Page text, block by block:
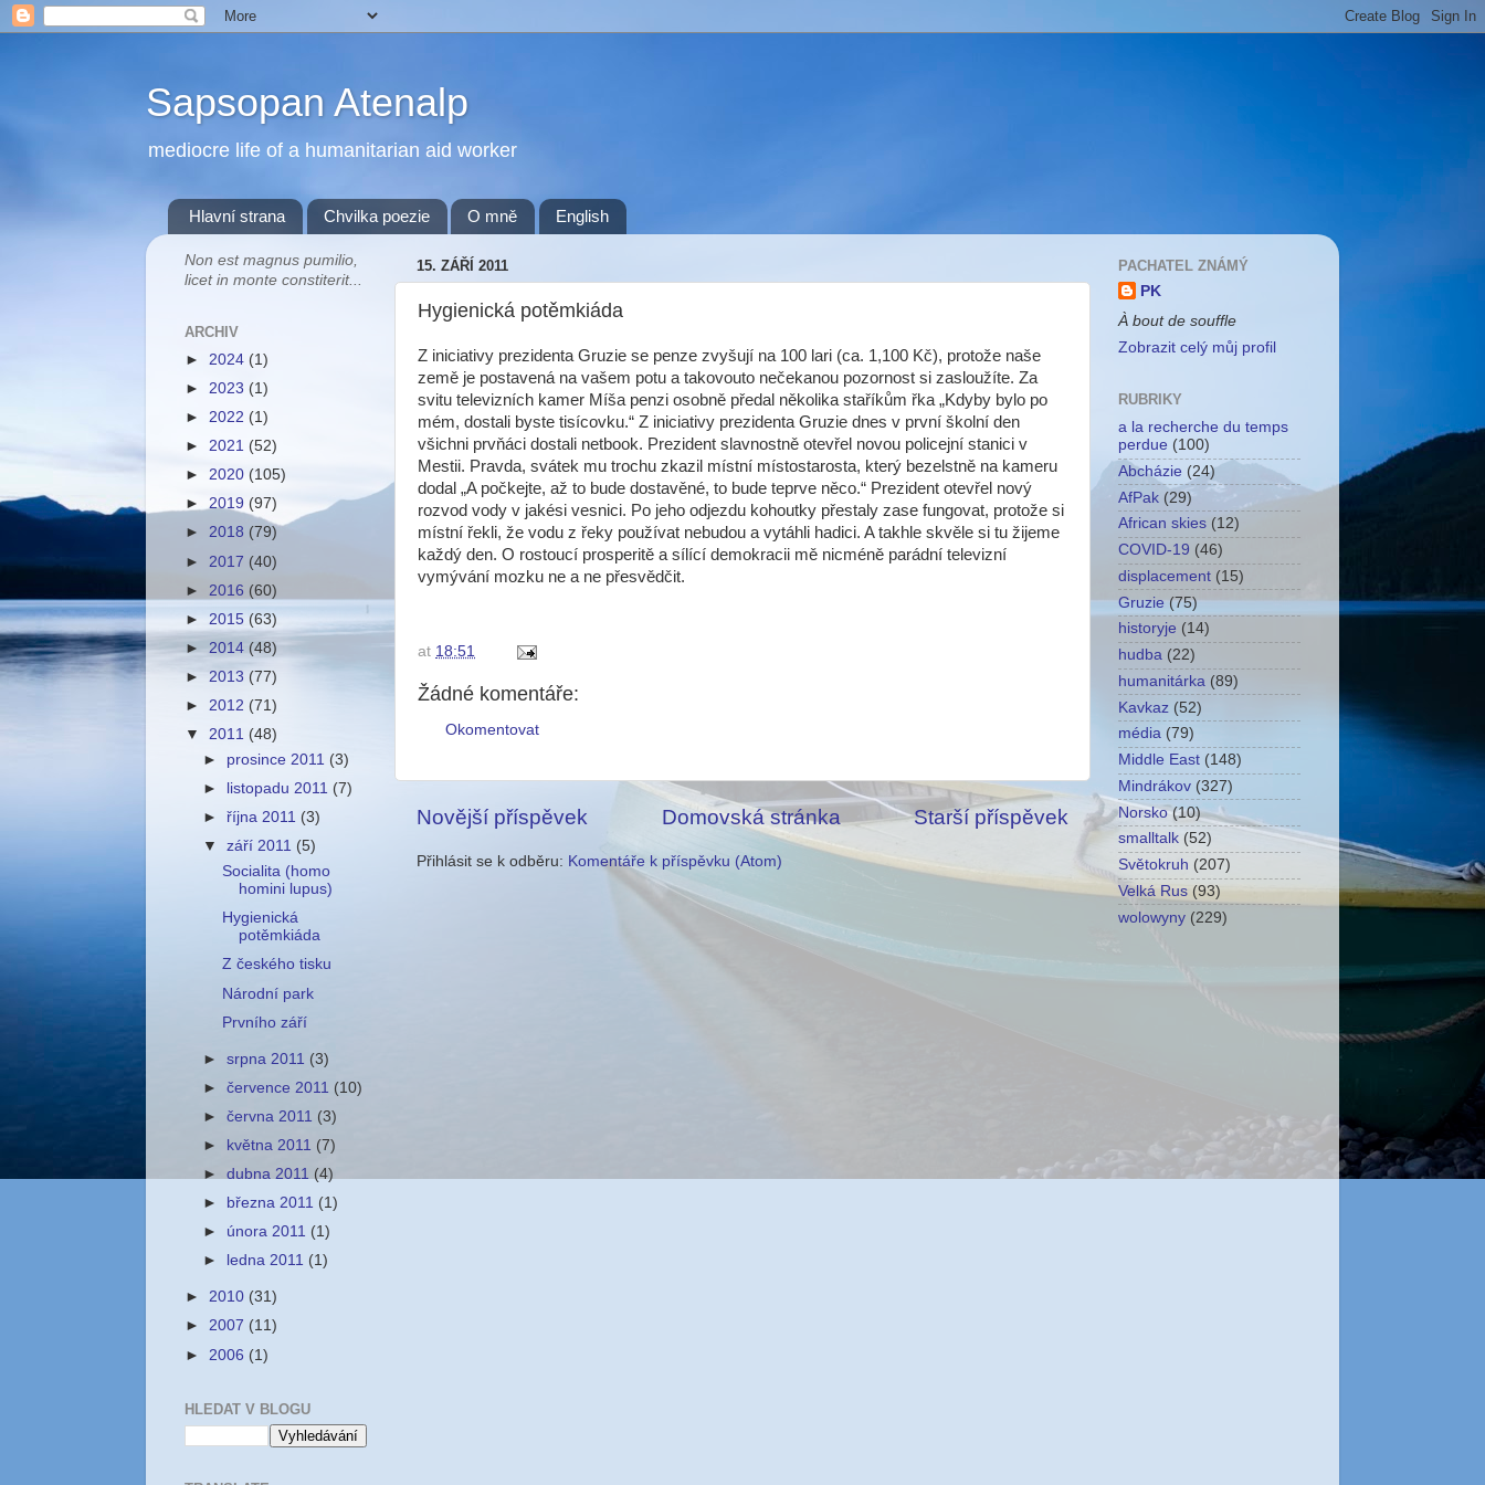
Sapsopan Atenalp
mediocre life of a humanitarian aid worker
Hlavní strana Chvilka poezie O mně English
15. ZÁŘÍ 2011
Hygienická potěmkiáda
Z iniciativy prezidenta Gruzie se penze zvyšují na 100 lari (ca. 1,100 Kč), protože naše
země je postavená na vašem potu a takovouto nečekanou pozornost si zasloužíte. Za
svitu televizních kamer Míša penzi osobně předal několika staříkům řka „Kdyby bylo po
mém, dostali byste tisícovku.“ Z iniciativy prezidenta Gruzie dnes v první školní den
všichni prvňáci dostali netbook. Prezident slavnostně otevřel novou policejní stanici v
Mestii. Pravda, svátek mu trochu zkazil místní místostarosta, který bezelstně na kameru
dodal „A počkejte, až to bude dostavěné, to bude teprve něco.“ Prezident otevřel nový
rozvod vody v jakési vesnici. Po jeho odjezdu kohoutky přestaly zase fungovat, protože si
místní řekli, že vodu z řeky používat nebudou a vytáhli hadici. A takhle skvěle si tu žijeme
každý den. O rostoucí prosperitě a sílící demokracii mě nicméně parádní televizní
vymývání mozku ne a ne přesvědčit.
at 18:51
Žádné komentáře:
Okomentovat
Novější příspěvek Starší příspěvek
Domovská stránka
Přihlásit se k odběru: Komentáře k příspěvku (Atom)
Non est magnus pumilio,
licet in monte constiterit...
ARCHIV
► 2024 (1)
► 2023 (1)
► 2022 (1)
► 2021 (52)
► 2020 (105)
► 2019 (97)
► 2018 (79)
► 2017 (40)
► 2016 (60)
► 2015 (63)
► 2014 (48)
► 2013 (77)
► 2012 (71)
▼ 2011 (48)
► prosince 2011 (3)
►
listopadu 2011 (7)
►října 2011 (3)
▼září 2011 (5)
Socialita (homo
homini lupus)
Hygienická
potěmkiáda
Z českého tisku
Národní park
Prvního září
►srpna 2011 (3)
►července 2011 (10)
►června 2011 (3)
►
května 2011 (7)
►dubna 2011 (4)
►
března 2011 (1)
► února 2011 (1)
►
ledna 2011 (1)
► 2010 (31)
► 2007 (11)
► 2006 (1)
HLEDAT V BLOGU
PACHATEL ZNÁMÝ
PK
À bout de souffle
Zobrazit celý můj profil
RUBRIKY
a la recherche du temps
perdue (100)
Abcházie (24)
AfPak (29)
African skies (12)
COVID-19 (46)
displacement (15)
Gruzie (75)
historyje (14)
hudba (22)
humanitárka (89)
Kavkaz (52)
média (79)
Middle East (148)
Mindrákov (327)
Norsko (10)
smalltalk (52)
Světokruh (207)
Velká Rus (93)
wolowyny (229)